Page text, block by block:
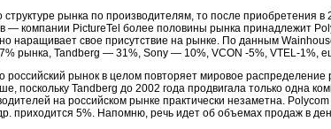
структуре рынка по производителям, то после приобретения
— компании PictureTel более половины рынка принадлежит
наращивает свое присутствие на рынке. По данным
рынка, Tandberg — 31%, Sony — 10%, VCON -5%, VTEL-1%,
российский рынок в целом повторяет мировое
поскольку Tandberg до 2002 года продвигала только одна
на российском рынке практически незаметна.
приходится 5%. Напомню, речь идет об объемах продаж в